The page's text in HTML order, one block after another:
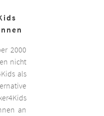
2000
nicht
als
an